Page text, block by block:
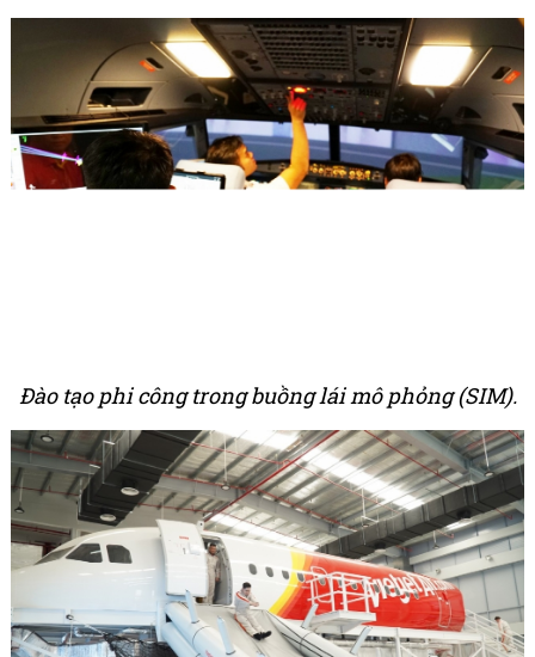
Đào tạo phi công trong buồng lái mô phỏng (SIM).